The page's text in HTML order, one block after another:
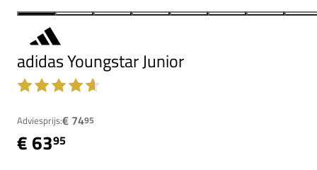
adidas Youngstar Junior
Adviesprijs:€ 7495
€ 6395